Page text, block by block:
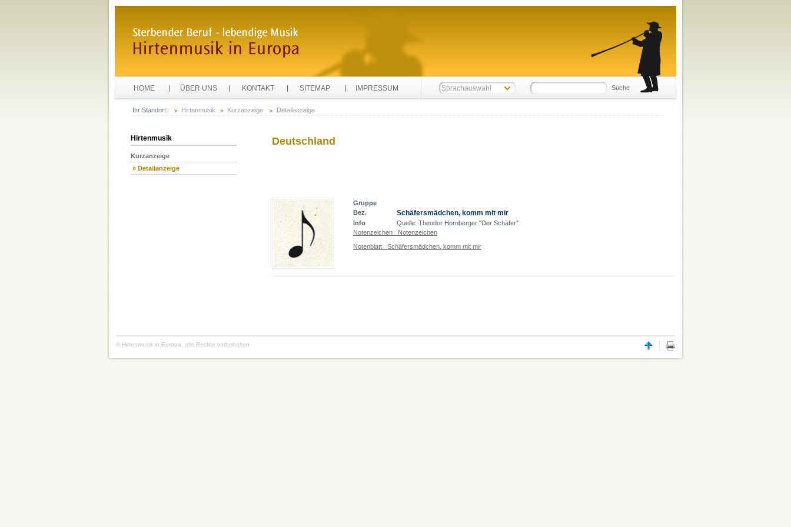
HOME ÜBER UNS KONTAKT SITEMAP IMPRESSUM Sprachauswahl Suche
Ihr Standort: Hirtenmusik Kurzanzeige Detailanzeige
Hirtenmusik
Kurzanzeige
» Detailanzeige
Deutschland
Gruppe
Bez.
Schäfersmädchen, komm mit mir
Info
Quelle: Theodor Hornberger "Der Schäfer"
Notenzeichen Notenzeichen
Notenblatt Schäfersmädchen, komm mit mir
© Hirtenmusik in Europa, alle Rechte vorbehalten